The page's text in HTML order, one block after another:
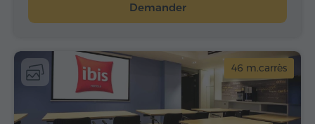
Demander
46 m.carrès